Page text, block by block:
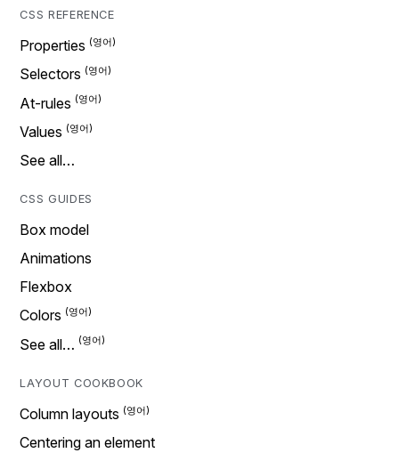
CSS REFERENCE
Properties
Selectors
At-rules
Values
See all…
CSS GUIDES
Box model
Animations
Flexbox
Colors
See all…
LAYOUT COOKBOOK
Column layouts
Centering an element